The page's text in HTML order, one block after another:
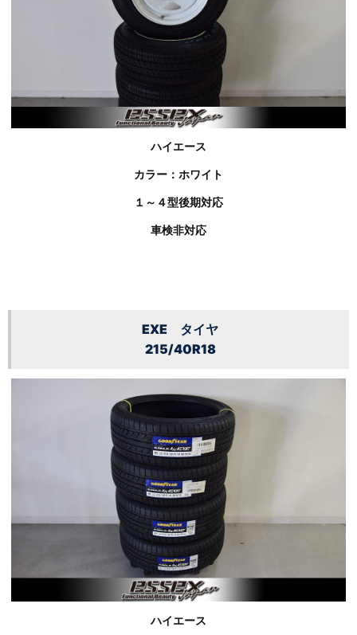
ハイエース
カラー：ホワイト
１～４型後期対応
車検非対応
EXE タイヤ
215/40R18
ハイエース